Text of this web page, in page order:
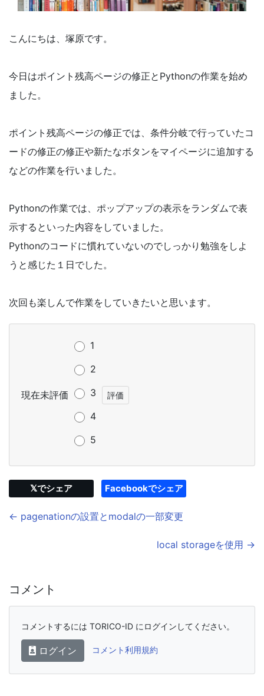
こんにちは、塚原です。
今日はポイント残高ページの修正とPythonの作業を始め
ました。
ポイント残高ページの修正では、条件分岐で行っていたコ
ードの修正の修正や新たなボタンをマイページに追加する
などの作業を行いました。
Pythonの作業では、ポップアップの表示をランダムで表
示するといった内容をしていました。
Pythonのコードに慣れていないのでしっかり勉強をしよ
うと感じた１日でした。
次回も楽しんで作業をしていきたいと思います。
現在未評価
1
2
3
4
5
𝕏でシェア Facebookでシェア
← pagenationの設置とmodalの一部変更
local storageを使用 →
コメント
コメントするには TORICO-ID にログインしてください。
ログイン コメント利用規約